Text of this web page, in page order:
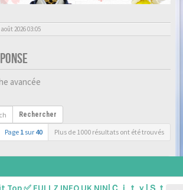
2026 03:05
avancée
Rechercher
Page 1 sur 40 Plus de 1000 résultats ont été trouvés